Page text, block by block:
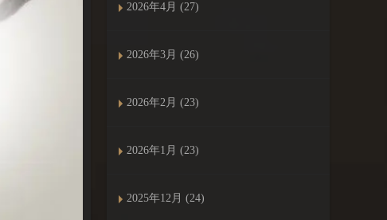
2026年4月 (27)
2026年3月 (26)
2026年2月 (23)
2026年1月 (23)
2025年12月 (24)